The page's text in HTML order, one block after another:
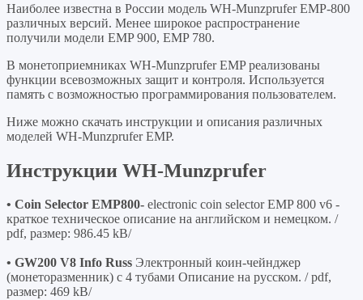
Наиболее известна в России модель WH-Munzprufer EMP-800
различных версий. Менее широкое распространение
получили модели EMP 900, EMP 780.
В монетоприемниках WH-Munzprufer EMP реализованы
функции всевозможных защит и контроля. Используется
память с возможностью программирования пользователем.
Ниже можно скачать инструкции и описания различных
моделей WH-Munzprufer EMP.
Инструкции WH-Munzprufer
• Coin Selector EMP800- electronic coin selector EMP 800 v6 -
краткое техническое описание на английском и немецком. /
pdf, размер: 986.45 kB/
• GW200 V8 Info Russ Электронный коин-чейнджер
(монеторазменник) с 4 тубами Описание на русском. / pdf,
размер: 469 kB/